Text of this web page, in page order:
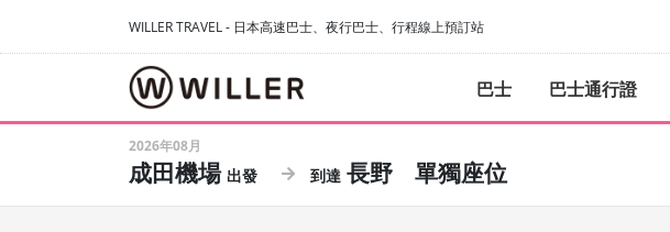
WILLER TRAVEL - 日本高速巴士、夜行巴士、行程線上預訂站
巴士 巴士通行證
2026年08月
成田機場 長野 單獨座位